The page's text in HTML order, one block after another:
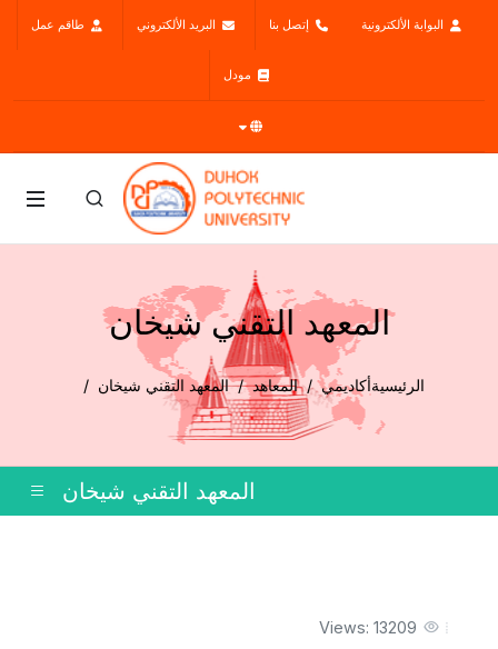
البوابة الألكترونية إتصل بنا البريد الألكتروني طاقم عمل
مودل
المعهد التقني شيخان
الرئيسيةأكاديمي المعاهد المعهد التقني شيخان
المعهد التقني شيخان
Views: 13209